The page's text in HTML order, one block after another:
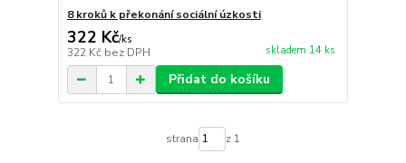
8 kroků k překonání sociální úzkosti
322 Kč/ks
322 Kč bez DPH skladem 14 ks
Přidat do košíku
strana z 1